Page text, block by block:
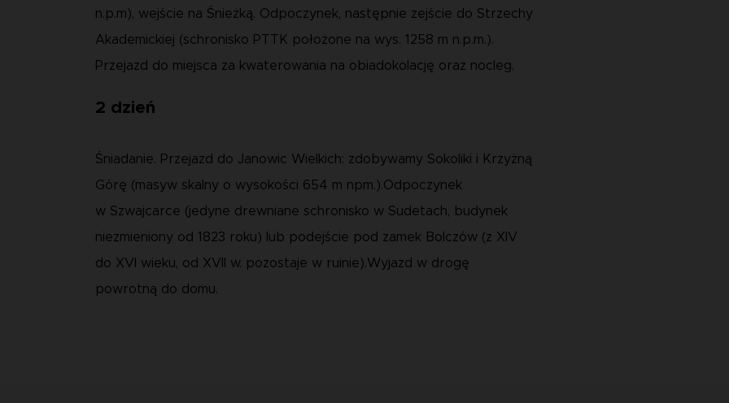
n.p.m), wejście na Śnieżką. Odpoczynek, następnie zejście do Strzechy
Akademickiej (schronisko PTTK położone na wys. 1258 m n.p.m.).
Przejazd do miejsca za kwaterowania na obiadokolację oraz nocleg.
2 dzień
Śniadanie. Przejazd do Janowic Wielkich: zdobywamy Sokoliki i Krzyżną
Górę (masyw skalny o wysokości 654 m npm.).Odpoczynek
w Szwajcarce (jedyne drewniane schronisko w Sudetach, budynek
niezmieniony od 1823 roku) lub podejście pod zamek Bolczów (z XIV
do XVI wieku, od XVII w. pozostaje w ruinie).Wyjazd w drogę
powrotną do domu.